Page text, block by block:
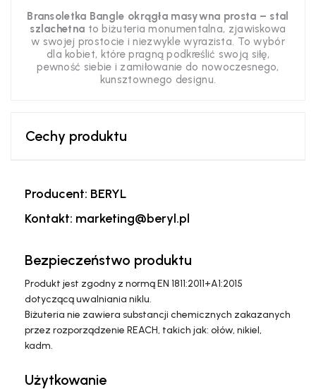
Bransoletka Bangle okrągła masywna prosta – stal
szlachetna to biżuteria monumentalna, zjawiskowa
w swojej prostocie i niezwykle wyrazista. To wybór
dla kobiet, które pragną podkreślić swoją siłę,
pewność siebie i zamiłowanie do nowoczesnego,
kunsztownego designu.
Cechy produktu
Producent: BERYL
Kontakt: marketing@beryl.pl
Bezpieczeństwo produktu
Produkt jest zgodny z normą EN 1811:2011+A1:2015
dotyczącą uwalniania niklu.
Biżuteria nie zawiera substancji chemicznych zakazanych
przez rozporządzenie REACH, takich jak: ołów, nikiel,
kadm.
Użytkowanie